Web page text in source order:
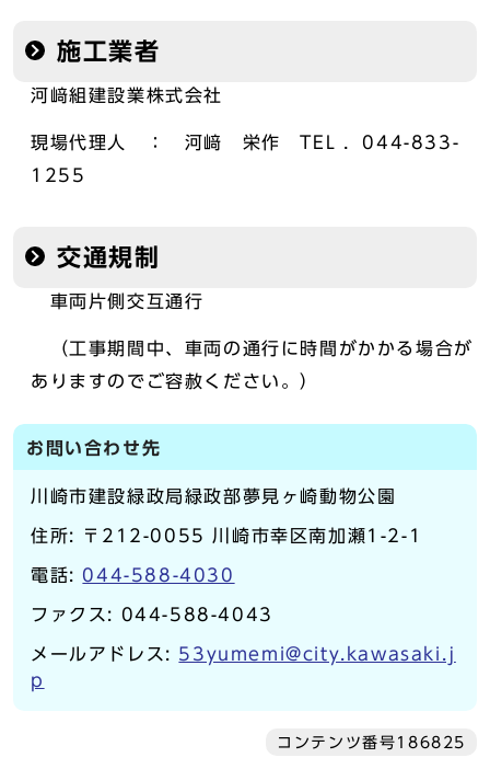
施工業者
河﨑組建設業株式会社
現場代理人 ： 河﨑 栄作 TEL ．044-833-
1255
交通規制
車両片側交互通行
（工事期間中、車両の通行に時間がかかる場合が
ありますのでご容赦ください。）
お問い合わせ先
川崎市建設緑政局緑政部夢見ヶ崎動物公園
住所: 〒212-0055 川崎市幸区南加瀬1-2-1
電話: 044-588-4030
ファクス: 044-588-4043
メールアドレス: 53yumemi@city.kawasaki.j
p
コンテンツ番号186825